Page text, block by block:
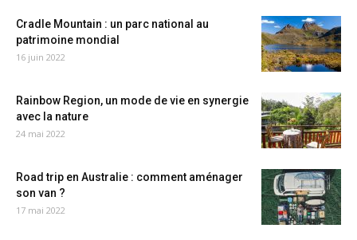
Cradle Mountain : un parc national au
patrimoine mondial
16 juin 2022
Rainbow Region, un mode de vie en synergie
avec la nature
24 mai 2022
Road trip en Australie : comment aménager
son van ?
17 mai 2022